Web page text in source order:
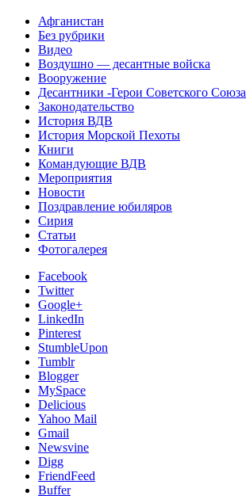
Афганистан
Без рубрики
Видео
Воздушно — десантные войска
Вооружение
Десантники -Герои Советского Союза
Законодательство
История ВДВ
История Морской Пехоты
Книги
Командующие ВДВ
Мероприятия
Новости
Поздравление юбиляров
Сирия
Статьи
Фотогалерея
Facebook
Twitter
Google+
LinkedIn
Pinterest
StumbleUpon
Tumblr
Blogger
MySpace
Delicious
Yahoo Mail
Gmail
Newsvine
Digg
FriendFeed
Buffer